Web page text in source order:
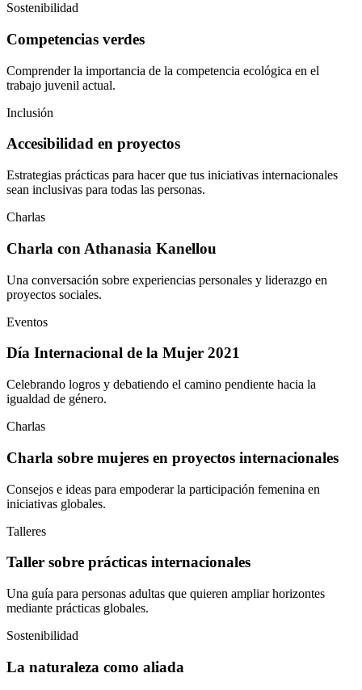
Sostenibilidad
Competencias verdes
Comprender la importancia de la competencia ecológica en el
trabajo juvenil actual.
Inclusión
Accesibilidad en proyectos
Estrategias prácticas para hacer que tus iniciativas internacionales
sean inclusivas para todas las personas.
Charlas
Charla con Athanasia Kanellou
Una conversación sobre experiencias personales y liderazgo en
proyectos sociales.
Eventos
Día Internacional de la Mujer 2021
Celebrando logros y debatiendo el camino pendiente hacia la
igualdad de género.
Charlas
Charla sobre mujeres en proyectos internacionales
Consejos e ideas para empoderar la participación femenina en
iniciativas globales.
Talleres
Taller sobre prácticas internacionales
Una guía para personas adultas que quieren ampliar horizontes
mediante prácticas globales.
Sostenibilidad
La naturaleza como aliada